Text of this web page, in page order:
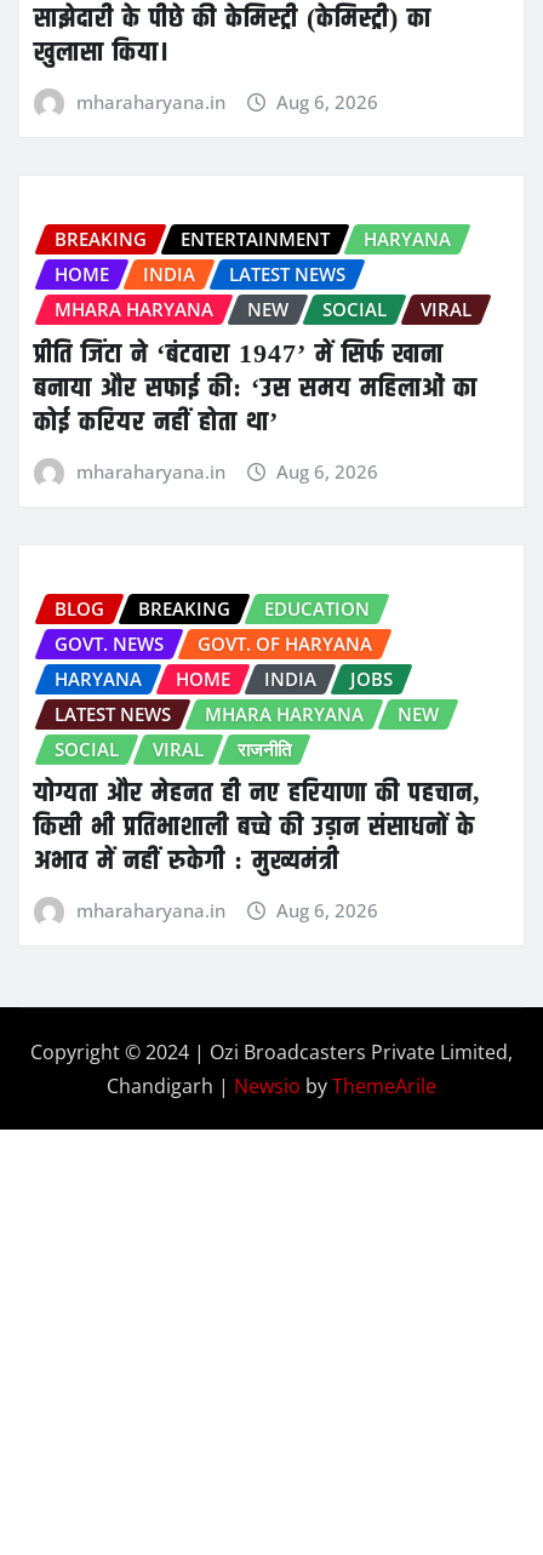
साझेदारी के पीछे की केमिस्ट्री (केमिस्ट्री) का
खुलासा किया।
mharaharyana.in Aug 6, 2026
BREAKING ENTERTAINMENT
HARYANA
HOME
INDIA
LATEST NEWS
MHARA HARYANA
NEW SOCIAL VIRAL
प्रीति जिंटा ने ‘बंटवारा 1947’ में सिर्फ खाना
बनाया और सफाई की: ‘उस समय महिलाओं का
कोई करियर नहीं होता था’
mharaharyana.in Aug 6, 2026
BLOG BREAKING
EDUCATION
GOVT. NEWS
GOVT. OF HARYANA
HARYANA
HOME INDIA
JOBS
LATEST NEWS
MHARA HARYANA
NEW
SOCIAL
VIRAL राजनीति
योग्यता और मेहनत ही नए हरियाणा की पहचान,
किसी भी प्रतिभाशाली बच्चे की उड़ान संसाधनों के
अभाव में नहीं रुकेगी : मुख्यमंत्री
mharaharyana.in Aug 6, 2026
Copyright © 2024 | Ozi Broadcasters Private Limited,
Chandigarh | Newsio byThemeArile